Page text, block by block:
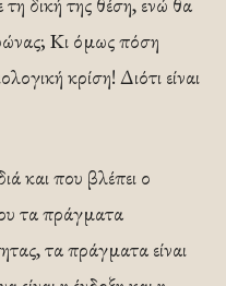
Κι όμως πόση
κρίση! Διότι είναι
και που βλέπει ο
τα πράγματα
τα πράγματα είναι